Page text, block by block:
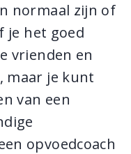
normaal zijn of
je het goed
vrienden en
maar je kunt
van een
opvoedcoach